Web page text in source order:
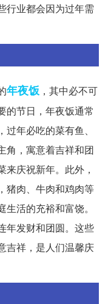
行业都会因为过年需
年夜饭 ，其中必不可
的节日，年夜饭通常
年必吃的菜有鱼、
角，寓意着吉祥和团
庆祝新年。此外，
猪肉、牛肉和鸡肉等
活的充裕和富饶。
年发财和团圆。这些
吉祥，是人们温馨庆